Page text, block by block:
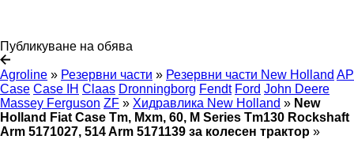
Публикуване на обява
Agroline » Резервни части » Резервни части New Holland AP
Case Case IH Claas Dronningborg Fendt Ford John Deere
Massey Ferguson ZF » Хидравлика New Holland » New
Holland Fiat Case Tm, Mxm, 60, M Series Tm130 Rockshaft
Arm 5171027, 514 Arm 5171139 за колесен трактор »